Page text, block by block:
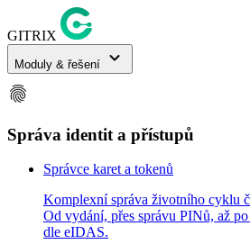
GITRIX
Moduly & řešení
expand_more
fingerprint
Správa identit a přístupů
Správce karet a tokenů
Komplexní správa životního cyklu
Od vydání, přes správu PINů, až
dle eIDAS.